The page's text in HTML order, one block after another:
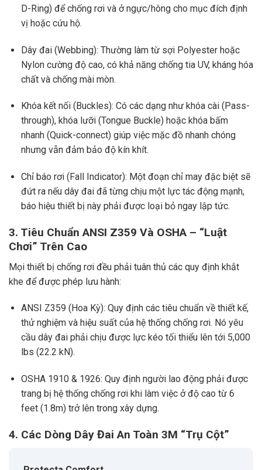
D-Ring) để chống rơi và ở ngực/hông cho mục đích định
vị hoặc cứu hộ.
Dây đai (Webbing): Thường làm từ sợi Polyester hoặc
Nylon cường độ cao, có khả năng chống tia UV, kháng hóa
chất và chống mài mòn.
Khóa kết nối (Buckles): Có các dạng như khóa cài (Pass-
through), khóa lưỡi (Tongue Buckle) hoặc khóa bấm
nhanh (Quick-connect) giúp việc mặc đồ nhanh chóng
nhưng vẫn đảm bảo độ kín khít.
Chỉ báo rơi (Fall Indicator): Một đoạn chỉ may đặc biệt sẽ
đứt ra nếu dây đai đã từng chịu một lực tác động mạnh,
báo hiệu thiết bị này phải được loại bỏ ngay lập tức.
3. Tiêu Chuẩn ANSI Z359 Và OSHA – “Luật
Chơi” Trên Cao
Mọi thiết bị chống rơi đều phải tuân thủ các quy định khắt
khe để được phép lưu hành:
ANSI Z359 (Hoa Kỳ): Quy định các tiêu chuẩn về thiết kế,
thử nghiệm và hiệu suất của hệ thống chống rơi. Nó yêu
cầu dây đai phải chịu được lực kéo tối thiểu lên tới 5,000
lbs (22.2 kN).
OSHA 1910 & 1926: Quy định người lao động phải được
trang bị hệ thống chống rơi khi làm việc ở độ cao từ 6
feet (1.8m) trở lên trong xây dựng.
4. Các Dòng Dây Đai An Toàn 3M “Trụ Cột”